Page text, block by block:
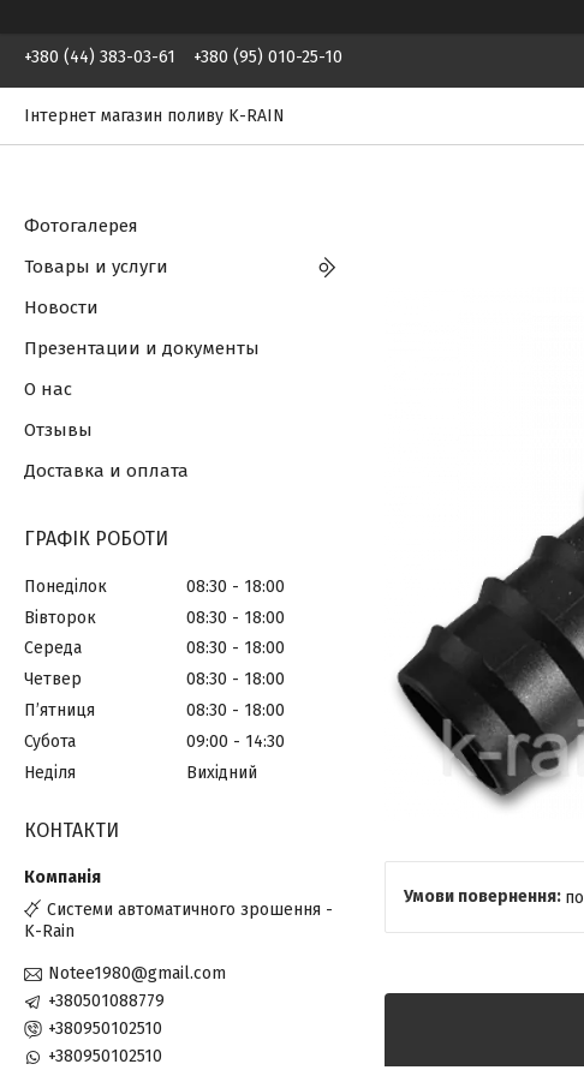
+380 (44) 383-03-61 +380 (95) 010-25-10
Інтернет магазин поливу K-RAIN
Фотогалерея
Товары и услуги
Новости
Презентации и документы
О нас
Отзывы
Доставка и оплата
ГРАФІК РОБОТИ
Понеділок 08:30
18:00
Вівторок
08:30
18:00
Середа
08:30
18:00
Четвер
08:30
18:00
Пʼятниця
08:30
18:00
Субота
09:00
14:30
Неділя
Вихідний
КОНТАКТИ
Системи автоматичного зрошення -
K-Rain
Notee1980@gmail.com
+380501088779
+380950102510
+380950102510